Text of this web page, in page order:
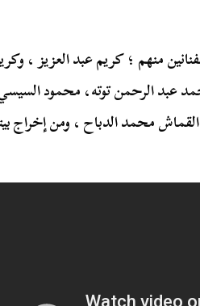
منهم ؛ كريم عبد العزيز ،
عبد الرحمن توته، محمود
محمد الدباح ، ومن إخراج